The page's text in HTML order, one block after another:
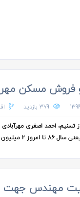
فروش مسکن مهر
379 بازدید
تسنیم، احمد اصغری
میلیون و 220...
مهندس جهت